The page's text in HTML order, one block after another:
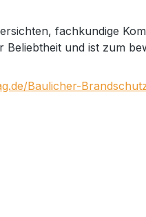
fachkundige
und ist zum
Baulicher-